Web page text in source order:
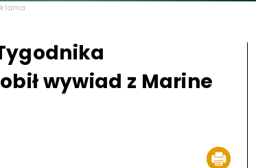
wywiad z Marine